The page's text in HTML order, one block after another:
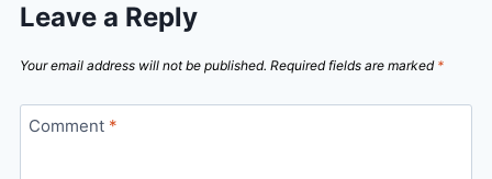
Leave a Reply
Your email address will not be published. Required fields are marked *
Comment *